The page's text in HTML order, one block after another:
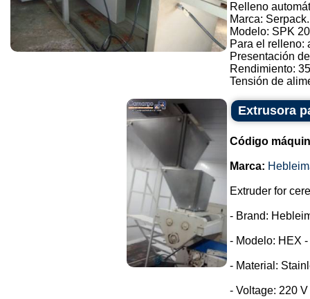
Relleno
Marca: Serpack.
Modelo: SPK
Para el relleno:
Presentación
Rendimiento:
Tensión de
Extrusora
Código
Marca:
Extruder for
- Brand:
- Modelo: HEX
- Material:
- Voltage: 220